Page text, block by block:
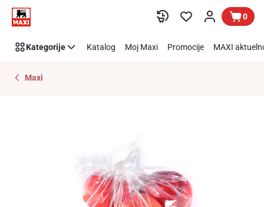
Preskoči link 0
Kategorije Katalog Moj Maxi Promocije MAXI
Maxi